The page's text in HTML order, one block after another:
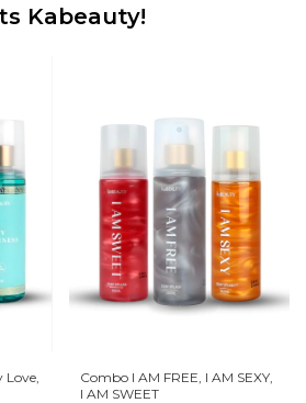
Kabeauty!
Combo I AM FREE, I AM SEXY,
I AM SWEET